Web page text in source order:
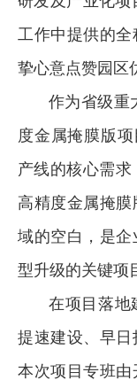
工作中提供的
挚心意点赞园区
作为省级重
度金属掩膜版
产线的核心需
高精度金属掩
域的空白，是
型升级的关键项
在项目落地
提速建设、早日
本次项目专班